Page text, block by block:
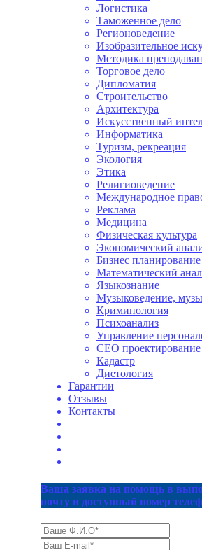
Логистика
Таможенное дело
Регионоведение
Изобразительное
Методика
Торговое дело
Дипломатия
Строительство
Архитектура
Искусственный
Информатика
Туризм, рекреация
Экология
Этика
Религиоведение
Международное
Реклама
Медицина
Физическая культура
Экономический
Бизнес планирование
Математический
Языкознание
Музыковедение,
Криминология
Психоанализ
Управление
СЕО проектирование
Кадастр
Диетология
Гарантии
Отзывы
Контакты
Ваша заявка на помощь в
почту и доступный номер